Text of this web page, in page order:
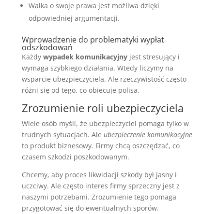
Walka o swoje prawa jest możliwa dzięki
odpowiedniej argumentacji.
Wprowadzenie do problematyki wypłat
odszkodowań
Każdy wypadek komunikacyjnyjest stresujący i
wymaga szybkiego działania. Wtedy liczymy na
wsparcie ubezpieczyciela. Ale rzeczywistość często
różni się od tego, co obiecuje polisa.
Zrozumienie roli ubezpieczyciela
Wiele osób myśli, że ubezpieczyciel pomaga tylko w
trudnych sytuacjach. Ale ubezpieczenie komunikacyjne
to produkt biznesowy. Firmy chcą oszczędzać, co
czasem szkodzi poszkodowanym.
Chcemy, aby proces likwidacji szkody był jasny i
uczciwy. Ale często interes firmy sprzeczny jest z
naszymi potrzebami. Zrozumienie tego pomaga
przygotować się do ewentualnych sporów.